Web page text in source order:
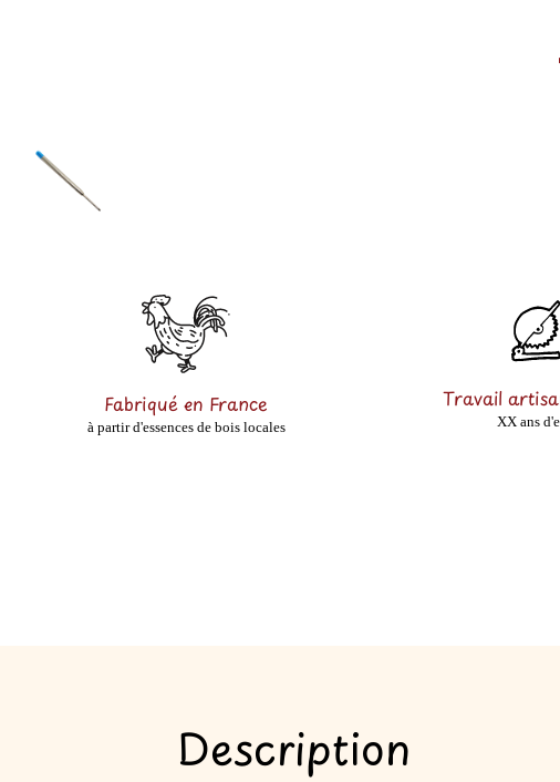
Fabriqué en France
à partir d'essences de bois locales
Travail
XX ans
Description